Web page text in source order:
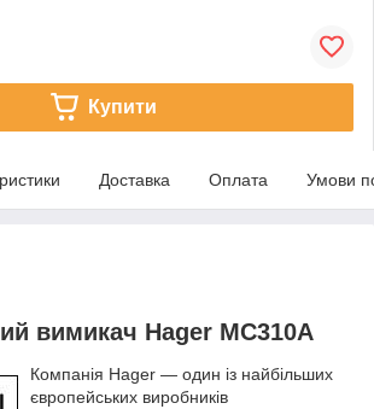
Купити
Доставка Оплата Умови
вимикач Hager MC310A
Компанія Hager — один із найбільших
європейських виробників